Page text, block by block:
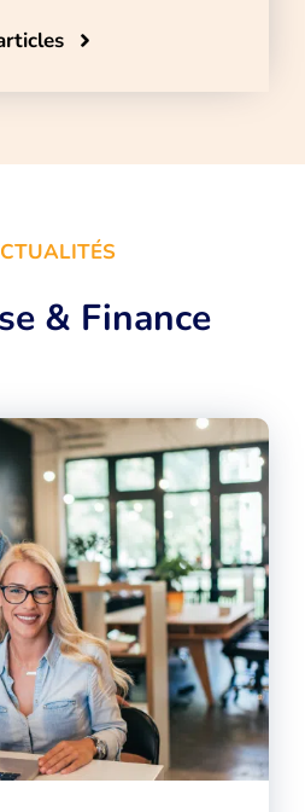
& Finance